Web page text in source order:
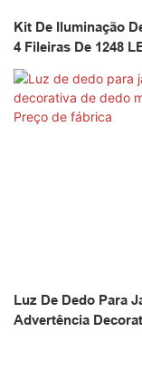
Kit De Iluminação
4 Fileiras De 1248
Luz De Aro
Luz De Dedo Para
Advertência